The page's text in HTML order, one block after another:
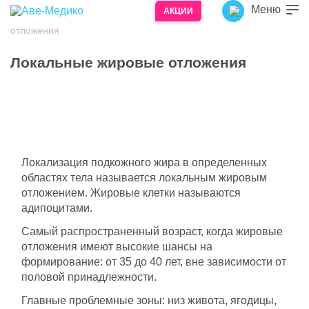
АКЦИИ Меню
Главная Возрастные изменения
Локальные жировые
отложения
Локальные жировые отложения
Локализация подкожного жира в определенных
областях тела называется локальным жировым
отложением. Жировые клетки называются
адипоцитами.
Самый распространенный возраст, когда жировые
отложения имеют высокие шансы на
формирование: от 35 до 40 лет, вне зависимости от
половой принадлежности.
Главные проблемные зоны: низ живота, ягодицы,
Подарочный сертификат врачебной
косметологии «Аве-Медико» станет для них
приятным и полезным подарком.
Обладатель сертификата может получить
любую услугу, предоставляемую
косметологией «Аве-Медико», в полном
объеме номинала сертификата.
Если сумма оплачиваемых услуг превысит
доплатить наличными или банковской